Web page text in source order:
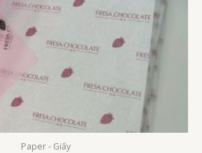
Paper - Giấy